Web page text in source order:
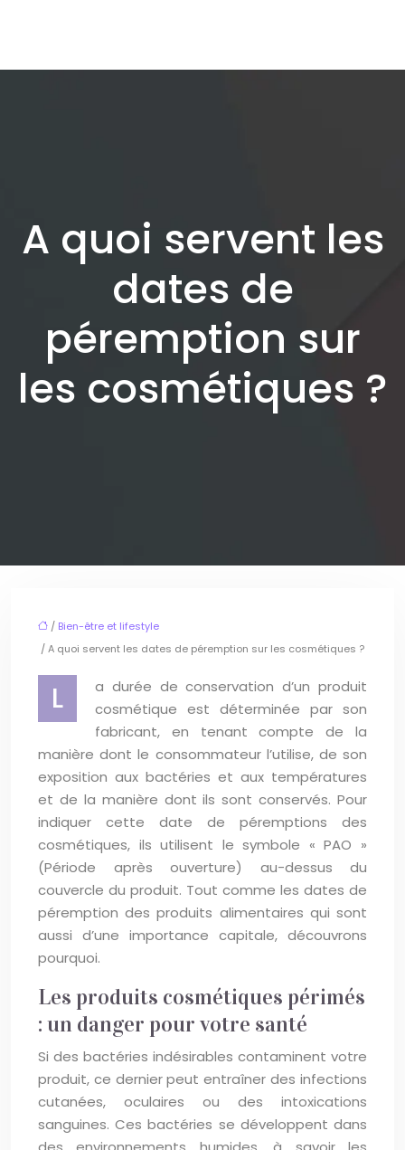
A quoi servent les
dates de
péremption sur
les cosmétiques ?
/ Bien-être et lifestyle
/ A quoi servent les dates de péremption sur les cosmétiques ?
L
a durée de conservation d’un produit
cosmétique est déterminée par son
fabricant, en tenant compte de la
manière dont le consommateur l’utilise, de son
exposition aux bactéries et aux températures
et de la manière dont ils sont conservés. Pour
indiquer cette date de péremptions des
cosmétiques, ils utilisent le symbole « PAO »
(Période après ouverture) au-dessus du
couvercle du produit. Tout comme les dates de
péremption des produits alimentaires qui sont
aussi d’une importance capitale, découvrons
pourquoi.
Les produits cosmétiques périmés
: un danger pour votre santé
Si des bactéries indésirables contaminent votre
produit, ce dernier peut entraîner des infections
cutanées, oculaires ou des intoxications
sanguines. Ces bactéries se développent dans